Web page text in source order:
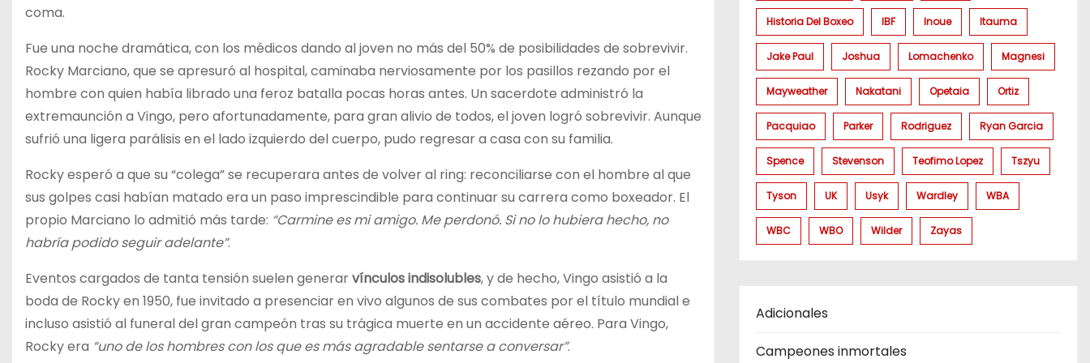
coma.
Fue una noche dramática, con los médicos dando al joven no más del 50% de posibilidades de sobrevivir.
Rocky Marciano, que se apresuró al hospital, caminaba nerviosamente por los pasillos rezando por el
hombre con quien había librado una feroz batalla pocas horas antes. Un sacerdote administró la
extremaunción a Vingo, pero afortunadamente, para gran alivio de todos, el joven logró sobrevivir. Aunque
sufrió una ligera parálisis en el lado izquierdo del cuerpo, pudo regresar a casa con su familia.
Rocky esperó a que su “colega” se recuperara antes de volver al ring: reconciliarse con el hombre al que
sus golpes casi habían matado era un paso imprescindible para continuar su carrera como boxeador. El
propio Marciano lo admitió más tarde: “Carmine es mi amigo. Me perdonó. Si no lo hubiera hecho, no
habría podido seguir adelante”.
Eventos cargados de tanta tensión suelen generarvínculos indisolubles, y de hecho, Vingo asistió a la
boda de Rocky en 1950, fue invitado a presenciar en vivo algunos de sus combates por el título mundial e
incluso asistió al funeral del gran campeón tras su trágica muerte en un accidente aéreo. Para Vingo,
Rocky era “uno de los hombres con los que es más agradable sentarse a conversar”.
Historia Del Boxeo IBF Inoue Itauma
Jake Paul Joshua Lomachenko Magnesi
Mayweather Nakatani Opetaia Ortiz
Pacquiao Parker Rodriguez Ryan Garcia
Spence Stevenson Teofimo Lopez Tszyu
Tyson UK Usyk Wardley WBA
WBC WBO Wilder Zayas
Adicionales
Campeones inmortales